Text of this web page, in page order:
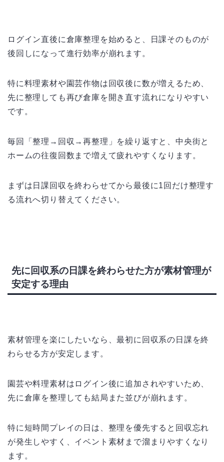
ログイン直後に倉庫整理を始めると、日課そのものが
後回しになって進行効率が崩れます。
特に料理素材や園芸作物は回収後に数が増えるため、
先に整理しても再び倉庫を開き直す流れになりやすい
です。
毎回「整理→回収→再整理」を繰り返すと、中央街と
ホームの往復回数まで増えて疲れやすくなります。
まずは日課回収を終わらせてから最後に1回だけ整理す
る流れへ切り替えてください。
先に回収系の日課を終わらせた方が素材管理が
安定する理由
素材管理を楽にしたいなら、最初に回収系の日課を終
わらせる方が安定します。
園芸や料理素材はログイン後に追加されやすいため、
先に倉庫を整理しても結局また並びが崩れます。
特に短時間プレイの日は、整理を優先すると回収忘れ
が発生しやすく、イベント素材まで溜まりやすくなり
ます。